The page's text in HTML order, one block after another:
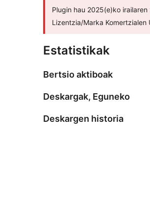
Plugin hau 2025(e)ko
Lizentzia/Marka Komertzialen
Estatistikak
Bertsio aktiboak
Deskargak, Eguneko
Deskargen historia